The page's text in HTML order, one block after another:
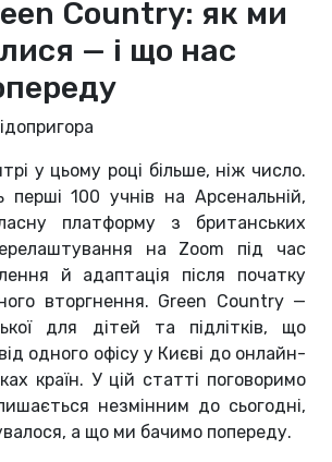
Country: як ми
— і що нас
у цьому році більше, ніж число.
100 учнів на Арсенальній,
платформу з британських
на Zoom під час
й адаптація після початку
вторгнення. Green Country —
для дітей та підлітків, що
одного офісу у Києві до онлайн-
країн. У цій статті поговоримо
незмінним до сьогодні,
а що ми бачимо попереду.